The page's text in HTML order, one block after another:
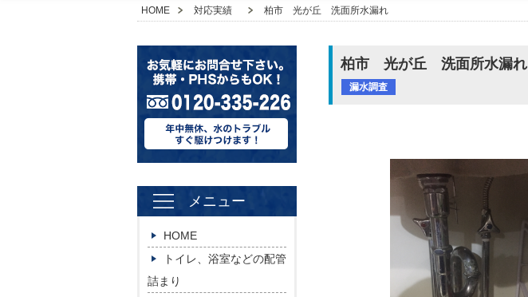
HOME 対応実績 柏市 光が丘 洗面所水漏れ
柏市 光が丘 洗面所水漏れ
漏水調査
メニュー
HOME
トイレ、浴室などの配管
詰まり